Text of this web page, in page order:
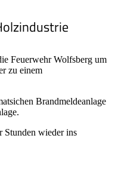
Feuerwehr Wolfsberg um
zu einem
Brandmeldeanlage
Stunden wieder ins